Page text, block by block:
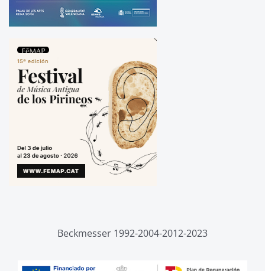
Beckmesser 1992-2004-2012-2023